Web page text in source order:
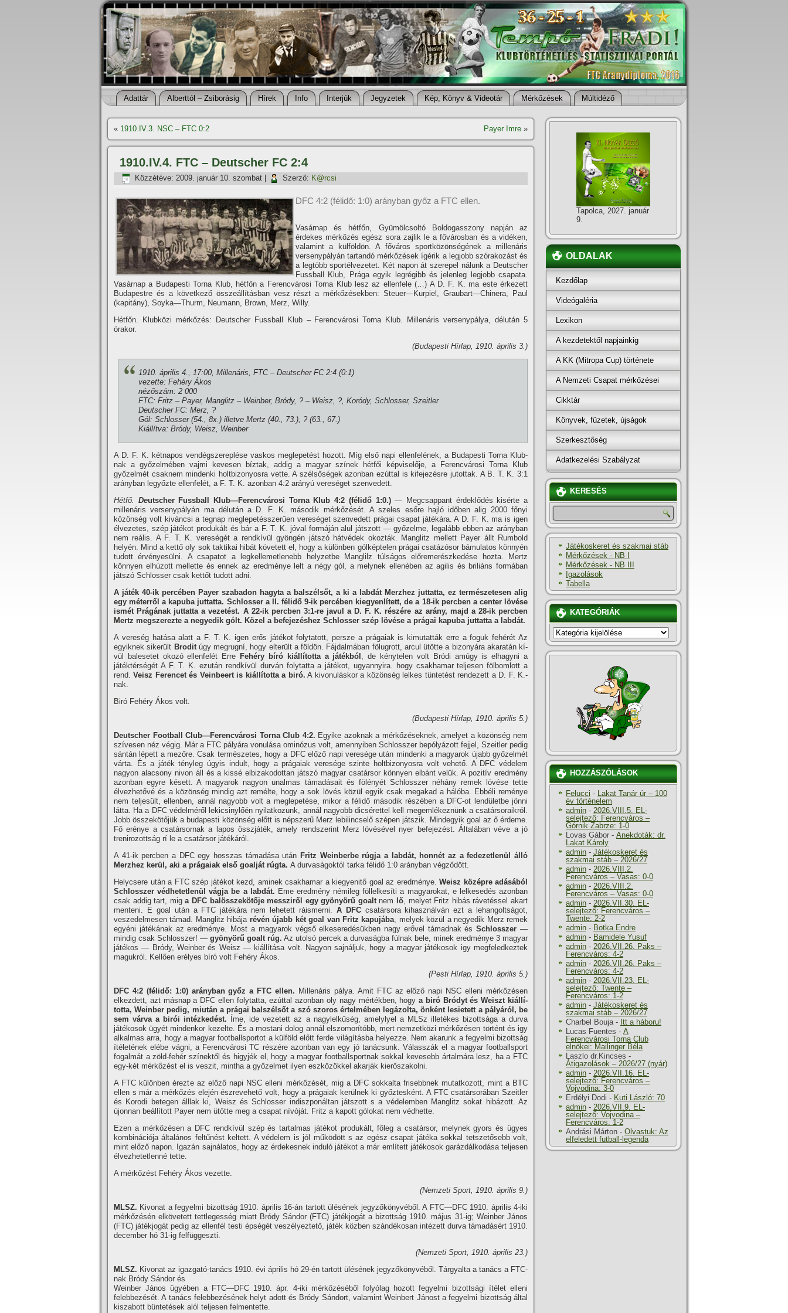
Adattár Alberttól – Zsiborásig Hí­rek Info Interjúk Jegyzetek Kép, Könyv & Videotár Mérkőzések Múltidéző
« 1910.IV.3. NSC – FTC 0:2 Payer Imre »
1910.IV.4. FTC – Deutscher FC 2:4
Közzétéve: 2009. január 10. szombat Szerző: K@rcsi
DFC 4:2 (félidő: 1:0) arányban győz a FTC ellen.
Vasárnap és hétfőn, Gyümölcsoltó Boldogasszony napján az
érdekes mérkőzés egész sora zajlik le a fővárosban és a vidéken,
valamint a külföldön. A főváros sportközönségének a millenáris
versenypályán tartandó mérkőzések í­gérik a legjobb szórakozást és
a legtöbb sportélvezetet. Két napon át szerepel nálunk a Deutscher
Fussball Klub, Prága egyik legrégibb és jelenleg legjobb csapata.
Vasárnap a Budapesti Torna Klub, hétfőn a Ferencvárosi Torna Klub lesz az ellenfele (…) A D. F. K. ma este érkezett
Budapestre és a következő összeállí­tásban vesz részt a mérkőzésekben: Steuer—Kurpiel, Graubart—Chinera, Paul
(kapitány), Soyka—Thurm, Neumann, Brown, Merz, Willy.
Hétfőn. Klubközi mérkőzés: Deutscher Fussball Klub – Ferencvárosi Torna Klub. Millenáris versenypálya, délután 5
órakor.
(Budapesti Hí­rlap, 1910. április 3.)
1910. április 4., 17:00, Millenáris, FTC – Deutscher FC 2:4 (0:1)
vezette: Fehéry Ákos
nézőszám: 2 000
FTC: Fritz – Payer, Manglitz – Weinber, Bródy, ? – Weisz, ?, Koródy, Schlosser, Szeitler
Deutscher FC: Merz, ?
Gól: Schlosser (54., 8x.) illetve Mertz (40., 73.), ? (63., 67.)
Kiállí­tva: Bródy, Weisz, Weinber
A D. F. K. kétnapos vendégszereplése vaskos meglepetést hozott. Mí­g első napi ellenfelének, a Budapesti Torna Klub-
nak a győzelmében vajmi kevesen bí­ztak, addig a magyar szí­nek hétfői képviselője, a Ferencvárosi Torna Klub
győzelmét csaknem mindenki holtbizonyosra vette. A szélsőségek azonban ezúttal is kifejezésre jutottak. A B. T. K. 3:1
arányban legyőzte ellenfelét, a F. T. K. azonban 4:2 arányú vereséget szenvedett.
Hétfő. Deutscher Fussball Klub—Ferencvárosi Torna Klub 4:2 (félidő 1:0.)— Megcsappant érdeklődés kisérte a
millenáris versenypályán ma délután a D. F. K. második mérkőzését. A szeles esőre hajló időben alig 2000 főnyi
közönség volt kiváncsi a tegnap meglepetésszerűen vereséget szenvedett prágai csapat játékára. A D. F. K. ma is igen
élvezetes, szép játékot produkált és bár a F. T. K. jóval formáján alul játszott — győzelme, legalább ebben az arányban
nem reális. A F. T. K. vereségét a rendkí­vül gyöngén játszó hátvédek okozták. Manglitz mellett Payer állt Rumbold
helyén. Mind a kettő oly sok taktikai hibát követett el, hogy a különben gólképtelen prágai csatázósor bámulatos könnyén
tudott érvényesülni. A csapatot a legkellemetlenebb helyzetbe Manglilz túlságos előremerészkedése hozta. Mertz
könnyen elhúzott mellette és ennek az eredménye lelt a négy gól, a melynek ellenében az agilis és briliáns formában
játszó Schlosser csak kettőt tudott adni.
A játék 40-ik percében Payer szabadon hagyta a balszélsőt, a ki a labdát Merzhez juttatta, ez természetesen alig
egy méterről a kapuba juttatta. Schlosser a II. félidő 9-ik percében kiegyenlí­tett, de a 18-ik percben a center lövése
ismét Prágának juttatta a vezetést. A 22-ik percben 3:1-re javul a D. F. K. részére az arány, majd a 28-ik percben
Mertz megszerezte a negyedik gólt. Közel a befejezéshez Schlosser szép lövése a prágai kapuba juttatta a labdát.
A vereség hatása alatt a F. T. K. igen erős játékot folytatott, persze a prágaiak is kimutatták erre a foguk fehérét Az
egyiknek sikerült Broditúgy megrugní­, hogy elterült a földön. Fájdalmában fölugrott, arcul ütötte a bizonyára akaratán kí­
vül balesetet okozó ellenfelét Erre Fehéry bí­ró kiállí­totta a játékból , de kénytelen volt Bródi amúgy is elhagyni a
játéktérségét A F. T. K. ezután rendkí­vül durván folytatta a játékot, ugyannyira. hogy csakhamar teljesen fölbomlott a
rend.Veisz Ferencet és Veinbeert is kiállí­totta a biró. A kivonuláskor a közönség lelkes tüntetést rendezett a D. F. K.-
nak.
Biró Fehéry Ákos volt.
(Budapesti Hí­rlap, 1910. április 5.)
Deutscher Football Club—Ferencvárosi Torna Club 4:2. Egyike azoknak a mérkőzéseknek, amelyet a közönség nem
szí­vesen néz végig. Már a FTC pályára vonulása ominózus volt, amennyiben Schlosszer bepólyázott fejjel, Szeitler pedig
sántán lépett a mezőre. Csak természetes, hogy a DFC előző napi veresége után mindenki a magyarok újabb győzelmét
várta. És a játék tényleg úgyis indult, hogy a prágaiak veresége szinte holtbizonyosra volt vehető. A DFC védelem
nagyon alacsony nivon áll és a kissé elbizakodottan játszó magyar csatársor könnyen elbánt velük. A pozití­v eredmény
azonban egyre késett. A magyarok nagyon unalmas támadásait és fölényét Schlosszer néhány remek lövése tette
élvezhetővé és a közönség mindig azt remélte, hogy a sok lövés közül egyik csak megakad a hálóba. Ebbéli reménye
nem teljesült, ellenben, annál nagyobb volt a meglepetése, mikor a félidő második részében a DFC-ot lendületbe jönni
látta. Ha a DFC védelméről lekicsinylőén nyilatkozunk, annál nagyobb dicsérettel kell megemlékeznünk a csatársoraikról.
Jobb összekötőjük a budapesti közönség előtt is népszerű Merz lebilincselő szépen játszik. Mindegyik goal az ő érdeme.
Fő erénye a csatársornak a lapos összjáték, amely rendszerint Merz lövésével nyer befejezést. Általában véve a jó
trenirozottság rí­ le a csatársor játékáról.
A 41-ik percben a DFC egy hosszas támadása után Fritz Weinberbe rúgja a labdát, honnét az a fedezetlenül álló
Merzhez kerül, aki a prágaiak első goalját rúgta. A durvaságoktól tarka félidő 1:0 arányban végződött.
Helycsere után a FTC szép játékot kezd, aminek csakhamar a kiegyenitő goal az eredménye. Weisz középre adásából
Schlosszer védhetetlenül vágja be a labdát. Eme eredmény némileg föllelkesí­ti a magyarokat, e lelkesedés azonban
csak addig tart, miga DFC balösszekötője messziről egy gyönyörű goaltnem lő, melyet Fritz hibás rávetéssel akart
menteni. E goal után a FTC játékára nem lehetett ráismerni. A DFCcsatársora kihasználván ezt a lehangoltságot,
veszedelmesen támad. Manglitz hibája révén újabb két goal van Fritz kapujába, melyek közül a negyedik Merz remek
egyéni játékának az eredménye. Most a magyarok végső elkeseredésükben nagy erővel támadnak ésSchlosszer —
mindig csak Schlosszer! — gyönyörű goalt rúg. Az utolsó percek a durvaságba fúlnak bele, minek eredménye 3 magyar
játékos — Bródy, Weinber és Weisz — kiállí­tása volt. Nagyon sajnáljuk, hogy a magyar játékosok igy megfeledkeztek
magukról. Kellően erélyes bí­ró volt Fehéry Ákos.
(Pesti Hí­rlap, 1910. április 5.)
DFC 4:2 (félidő: 1:0) arányban győz a FTC ellen. Millenáris pálya. Amit FTC az előző napi NSC elleni mérkőzésen
elkezdett, azt másnap a DFC ellen folytatta, ezúttal azonban oly nagy mértékben, hogya biró Bródyt és Weiszt kiállí­
totta, Weinber pedig, miután a prágai balszélsőt a szó szoros értelmében legázolta, önként lesietett a pályáról, be
sem várva a birói intézkedést. Íme, ide vezetett az a nagylelkűség, amelylyel a MLSz illetékes bizottsága a durva
játékosok ügyét mindenkor kezelte. És a mostani dolog annál elszomorí­tóbb, mert nemzetközi mérkőzésen történt és igy
alkalmas arra, hogy a magyar footballsportot a külföld előtt ferde világí­tásba helyezze. Nem akarunk a fegyelmi bizottság
í­téletének elébe vágni, a Ferencvárosi TC részére azonban van egy jó tanácsunk. Válasszák el a magyar footballsport
fogalmát a zöld-fehér szí­nektől és higyjék el, hogy a magyar footballsportnak sokkal kevesebb ártalmára lesz, ha a FTC
egy-két mérkőzést el is veszit, mintha a győzelmet ilyen eszközökkel akarják kierőszakolni.
A FTC különben érezte az előző napi NSC elleni mérkőzését, mig a DFC sokkalta frisebbnek mutatkozott, mint a BTC
ellen s már a mérkőzés elején észrevehető volt, hogy a prágaiak kerülnek ki győztesként. A FTC csatársorában Szeitler
és Korodi betegen álllak ki, Weisz és Schlosser indiszponáltan játszott s a védelemben Manglitz sokat hibázott. Az
újonnan beállí­tott Payer nem ütötte meg a csapat ní­vóját. Fritz a kapott gólokat nem védhette.
Ezen a mérkőzésen a DFC rendkí­vül szép és tartalmas játékot produkált, főleg a csatársor, melynek gyors és ügyes
kombinációja általános feltűnést keltett. A védelem is jól működött s az egész csapat játéka sokkal tetszetősebb volt,
mint előző napon. Igazán sajnálatos, hogy az érdekesnek induló játékot a már emlí­tett játékosok garázdálkodása teljesen
élvezhetetlenné tette.
A mérkőzést Fehéry Ákos vezette.
(Nemzeti Sport, 1910. április 9.)
MLSZ. Kivonat a fegyelmi bizottság 1910. április 16-án tartott ülésének jegyzőkönyvéből. A FTC—DFC 1910. április 4-iki
mérkőzésén elkövetett tettlegesség miatt Bródy Sándor (FTC) játékjogát a bizottság 1910. május 31-ig; Weinber János
(FTC) játékjogát pedig az ellenfél testi épségét veszélyeztető, játék közben szándékosan intézett durva támadásért 1910.
december hó 31-ig felfüggeszti.
(Nemzeti Sport, 1910. április 23.)
MLSZ. Kivonat az igazgató-tanács 1910. évi április hó 29-én tartott ülésének jegyzőkönyvéből. Tárgyalta a tanács a FTC-
nak Bródy Sándor és
Weinber János ügyében a FTC—DFC 1910. ápr. 4-iki mérkőzéséből folyólag hozott fegyelmi bizottsági í­télet elleni
felebbezését. A tanács felebbezésének helyt adott és Bródy Sándort, valamint Weinbert Jánost a fegyelmi bizottság által
kiszabott büntetések alól teljesen felmentette.
Tapolca, 2027. január
9.
OLDALAK
Kezdőlap
Videógaléria
Lexikon
A kezdetektől napjainkig
A KK (Mitropa Cup) története
A Nemzeti Csapat mérkőzései
Cikktár
Könyvek, füzetek, újságok
Szerkesztőség
Adatkezelési Szabályzat
KERESÉS
Játékoskeret és szakmai stáb
Mérkőzések - NB I
Mérkőzések - NB III
Igazolások
Tabella
KATEGÓRIÁK
KATEGÓRIÁK
HOZZÁSZÓLÁSOK
Felucci - Lakat Tanár úr – 100
év történelem
admin - 2026.VIII.5. EL-
selejtező: Ferencváros –
Górnik Zabrze: 1-0
Lovas Gábor - Anekdoták: dr.
Lakat Károly
admin - Játékoskeret és
szakmai stáb – 2026/27
admin - 2026.VIII.2.
Ferencváros – Vasas: 0-0
admin - 2026.VIII.2.
Ferencváros – Vasas: 0-0
admin - 2026.VII.30. EL-
selejtező: Ferencváros –
Twente: 2-2
admin - Botka Endre
admin - Bamidele Yusuf
admin - 2026.VII.26. Paks –
Ferencváros: 4-2
admin - 2026.VII.26. Paks –
Ferencváros: 4-2
admin - 2026.VII.23. EL-
selejtező: Twente –
Ferencváros: 1-2
admin - Játékoskeret és
szakmai stáb – 2026/27
Charbel Bouja- Itt a háboru!
Lucas Fuentes - A
Ferencvárosi Torna Club
elnökei: Mailinger Béla
Laszlo dr.Kincses -
Átigazolások – 2026/27 (nyár)
admin - 2026.VII.16. EL-
selejtező: Ferencváros –
Vojvodina: 3-0
Erdélyi Dodi - Kuti László: 70
admin - 2026.VII.9. EL-
selejtező: Vojvodina –
Ferencváros: 1-2
Andrási Márton - Olvastuk: Az
elfeledett futball-legenda